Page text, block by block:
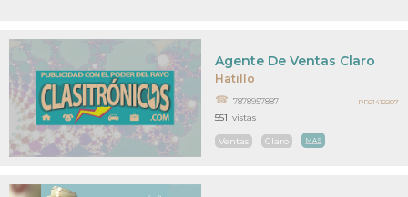
Hatillo
Agente De Ventas Claro
7878957887
Ventas Claro MAS
551 vistas
PR21412207